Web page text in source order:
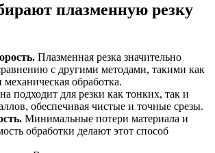
плазменную резку
Плазменная резка значительно
с другими методами, такими как
механическая обработка.
подходит для резки как тонких, так и
обеспечивая чистые и точные срезы.
Минимальные потери материала и
обработки делают этот способ